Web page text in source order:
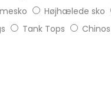
Højhælede sko
Tank Tops Chinos